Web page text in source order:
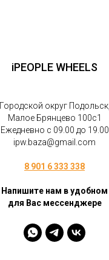
iPEOPLE WHEELS
Городской округ Подольск,
Малое Брянцево 100с1
Ежедневно с 09.00 до 19.00
ipw.baza@gmail.com
8 901 6 333 338
Напишите нам в удобном
для Вас мессенджере